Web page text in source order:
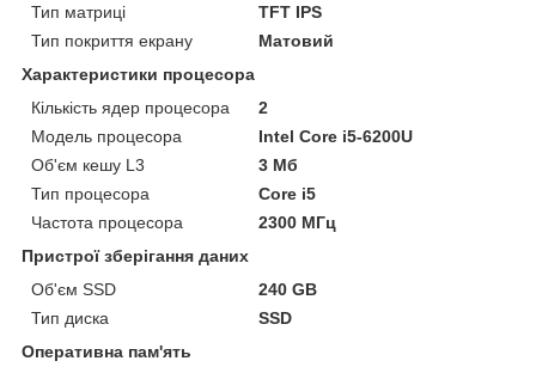
Тип матриці
TFT IPS
Тип покриття екрану
Матовий
Характеристики процесора
Кількість ядер процесора
2
Модель процесора
Intel Core i5-6200U
Об'єм кешу L3
3 Мб
Тип процесора
Core i5
Частота процесора
2300 МГц
Пристрої зберігання даних
Об'єм SSD
240 GB
Тип диска
SSD
Оперативна пам'ять